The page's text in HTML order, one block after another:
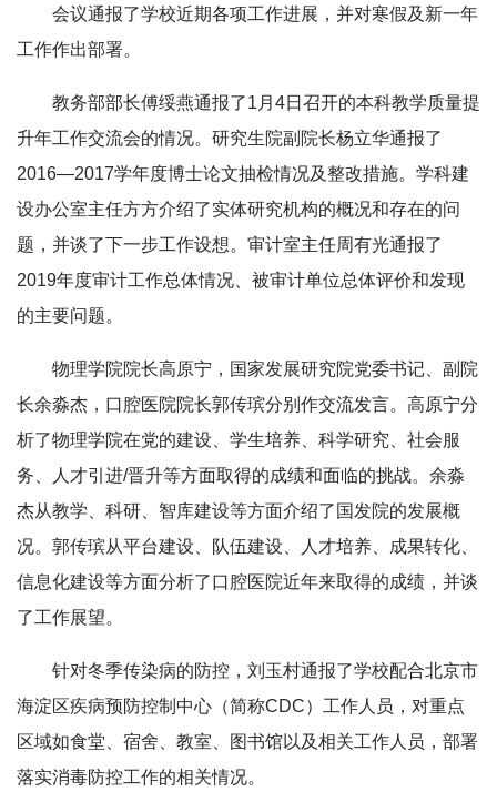
会议通报了学校近期各项工作进展，并对寒假及新一年
工作作出部署。
教务部部长傅绥燕通报了1月4日召开的本科教学质量提
升年工作交流会的情况。研究生院副院长杨立华通报了
2016—2017学年度博士论文抽检情况及整改措施。学科建
设办公室主任方方介绍了实体研究机构的概况和存在的问
题，并谈了下一步工作设想。审计室主任周有光通报了
2019年度审计工作总体情况、被审计单位总体评价和发现
的主要问题。
物理学院院长高原宁，国家发展研究院党委书记、副院
长余淼杰，口腔医院院长郭传瑸分别作交流发言。高原宁分
析了物理学院在党的建设、学生培养、科学研究、社会服
务、人才引进/晋升等方面取得的成绩和面临的挑战。余淼
杰从教学、科研、智库建设等方面介绍了国发院的发展概
况。郭传瑸从平台建设、队伍建设、人才培养、成果转化、
信息化建设等方面分析了口腔医院近年来取得的成绩，并谈
了工作展望。
针对冬季传染病的防控，刘玉村通报了学校配合北京市
海淀区疾病预防控制中心（简称CDC）工作人员，对重点
区域如食堂、宿舍、教室、图书馆以及相关工作人员，部署
落实消毒防控工作的相关情况。